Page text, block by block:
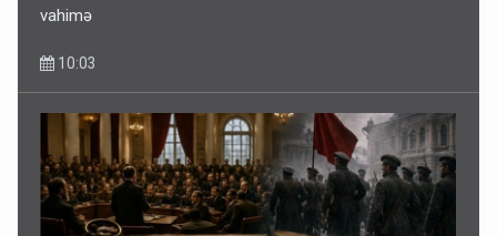
vahimə
10:03